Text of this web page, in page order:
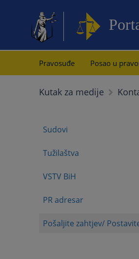
Pravosuđe Posao u
Kutak za medije
Sudovi
Tužilaštva
VSTV BiH
PR adresar
Pošaljite zahtjev/